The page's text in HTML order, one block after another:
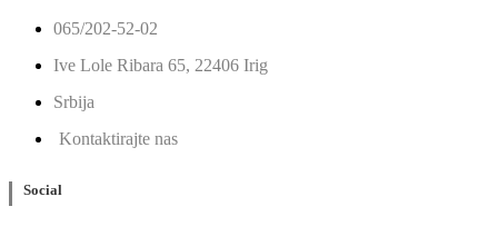
065/202-52-02
Ive Lole Ribara 65, 22406 Irig
Srbija
Kontaktirajte nas
Social